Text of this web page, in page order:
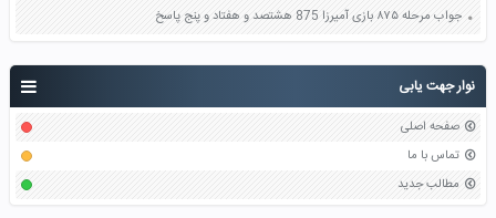
نوار جهت یابی
صفحه اصلی
تماس با ما
مطالب جدید
جواب مرحله ۸۷۵ بازی آمیرزا 875 هشتصد و هفتاد و پنج پاسخ